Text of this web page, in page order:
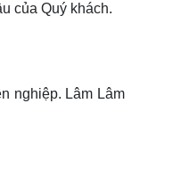
của Quý khách.
nghiệp. Lâm Lâm